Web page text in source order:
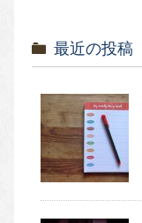
最近の投稿